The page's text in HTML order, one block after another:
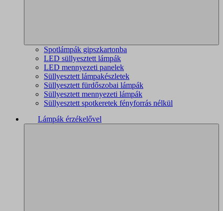
Spotlámpák gipszkartonba
LED süllyesztett lámpák
LED mennyezeti panelek
Süllyesztett lámpakészletek
Süllyesztett fürdőszobai lámpák
Süllyesztett mennyezeti lámpák
Süllyesztett spotkeretek fényforrás nélkül
Lámpák érzékelővel